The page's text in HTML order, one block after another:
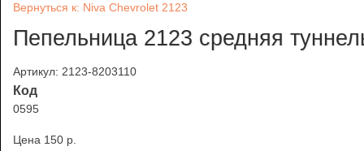
Вернуться к: Niva Chevrolet 2123
Пепельница 2123 средняя
Артикул: 2123-8203110
Код
0595
Цена 150 p.